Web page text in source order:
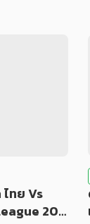
ทย Vs
20…